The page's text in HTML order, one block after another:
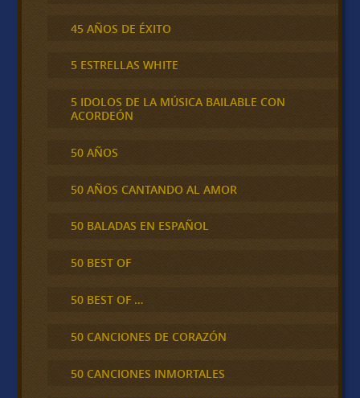
45 AÑOS DE ÉXITO
5 ESTRELLAS WHITE
5 IDOLOS DE LA MÚSICA BAILABLE CON
ACORDEÓN
50 AÑOS
50 AÑOS CANTANDO AL AMOR
50 BALADAS EN ESPAÑOL
50 BEST OF
50 BEST OF …
50 CANCIONES DE CORAZÓN
50 CANCIONES INMORTALES